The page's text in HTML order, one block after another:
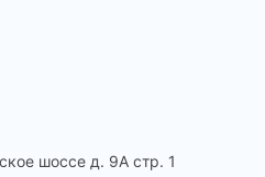
шоссе д. 9А стр. 1